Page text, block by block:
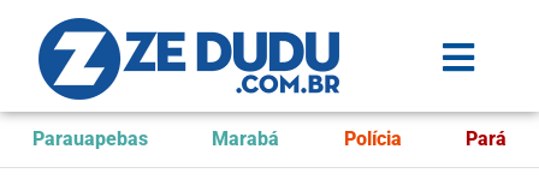
Parauapebas Marabá Polícia Pará